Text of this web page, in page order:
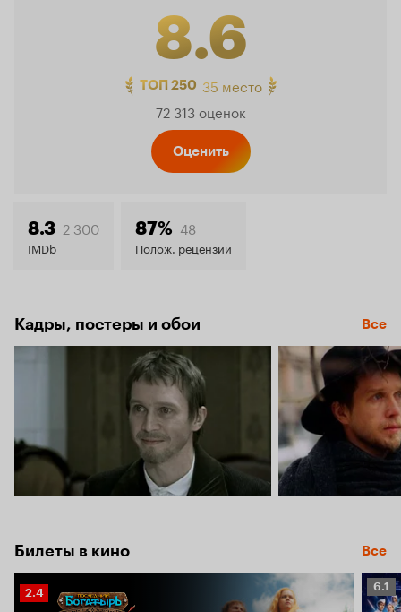
8.6
Рейтинг
8.6
ТОП 250 35 место
72 313 оценок
Оценить
8.3 2 300
IMDb
87% 48
Полож. рецензии
Кадры, постеры и обои Все
Билеты в кино Все
Рейтинг
2.4 6.1